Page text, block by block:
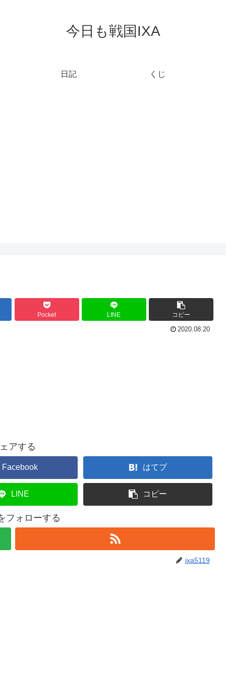
今日も戦国IXA
日記 くじ
Pocket LINE コピー
2020.08.20
アする
Facebook はてブ
LINE コピー
フォローする
ixa5119